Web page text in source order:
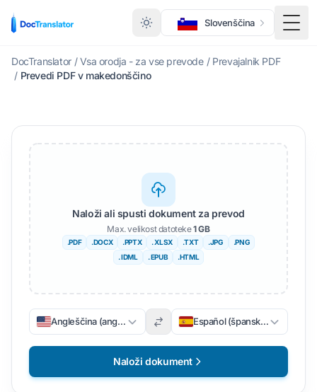
Slovenščina
DocTranslator / Vsa orodja - za vse prevode / Prevajalnik PDF
/ Prevedi PDF v makedonščino
Naloži ali spusti dokument za prevod
Max. velikost datoteke1 GB
.PDF .DOCX .PPTX . XLSX .TXT .JPG
.PNG
. IDML
. EPUB .HTML
Angleščina (angleščina) Español (špansko)
Naloži dokument